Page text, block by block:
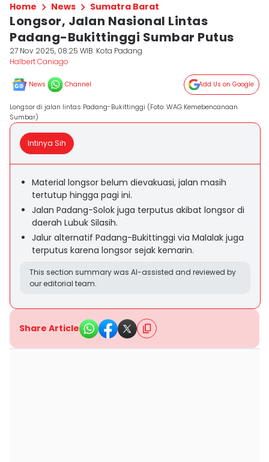
Home News Sumatra Barat
Longsor, Jalan Nasional Lintas
Padang-Bukittinggi Sumbar Putus
27 Nov 2025, 08:25 WIB Kota Padang
Halbert Caniago
News Channel Add Us on Google
Longsor di jalan lintas Padang-Bukittinggi (Foto: WAG Kemebencanaan
Sumbar)
Intinya Sih
Material longsor belum dievakuasi, jalan masih
tertutup hingga pagi ini.
Jalan Padang-Solok juga terputus akibat longsor di
daerah Lubuk Silasih.
Jalur alternatif Padang-Bukittinggi via Malalak juga
terputus karena longsor sejak kemarin.
This section summary was AI-assisted and reviewed by
our editorial team.
Share Article